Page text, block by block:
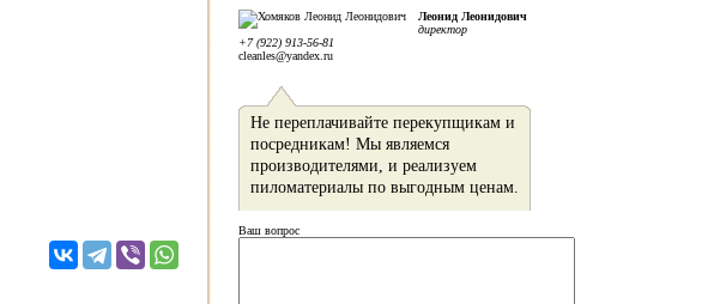
Леонид Леонидович
директор
+7 (922) 913-56-81
cleanles@yandex.ru
Не переплачивайте перекупщикам и
посредникам! Мы являемся
производителями, и реализуем
пиломатериалы по выгодным ценам.
Ваш вопрос